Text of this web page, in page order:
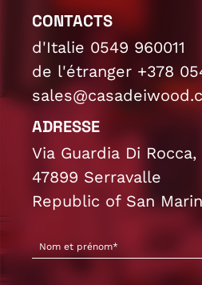
CONTACTS
d'Italie 0549 960011
de l'étranger +378
ADRESSE
Via Guardia Di Rocca,
47899 Serravalle
Republic of San